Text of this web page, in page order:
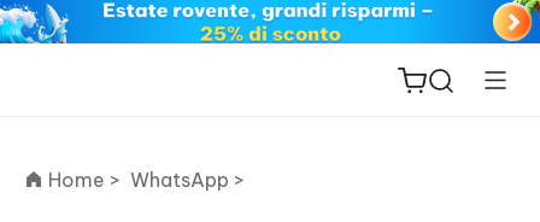
Home > WhatsApp >